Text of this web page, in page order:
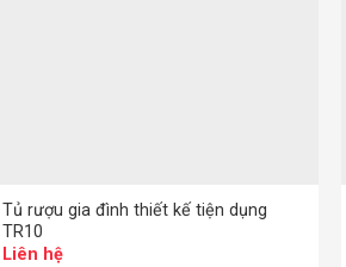
Tủ rượu gia đình thiết kế tiện dụng
TR10
Liên hệ